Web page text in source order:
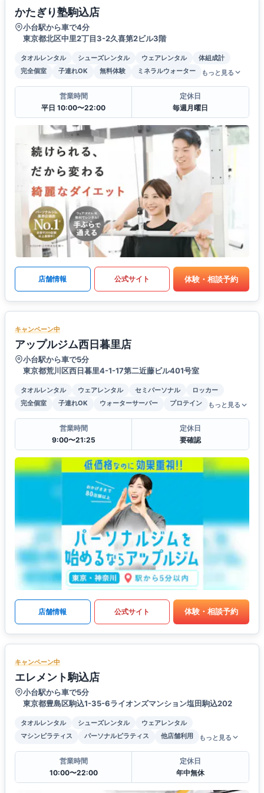
かたぎり塾駒込店
小台駅から車で4分
東京都北区中里2丁目3-2久喜第2ビル3階
タオルレンタル シューズレンタル ウェアレンタル
体組成計
完全個室
子連れOK 無料体験 ミネラルウォーター もっと見る
営業時間
平日 10:00〜22:00
定休日
毎週月曜日
店舗情報 公式サイト 体験・相談予約
キャンペーン中
アップルジム西日暮里店
小台駅から車で5分
東京都荒川区西日暮里4-1-17第二近藤ビル401号室
タオルレンタル ウェアレンタル セミパーソナル
ロッカー
完全個室
子連れOK ウォーターサーバー プロテイン もっと見る
営業時間
9:00〜21:25
定休日
要確認
店舗情報 公式サイト 体験・相談予約
キャンペーン中
エレメント駒込店
小台駅から車で5分
東京都豊島区駒込1-35-6ライオンズマンション塩田駒込202
タオルレンタル シューズレンタル
ウェアレンタル
マシンピラティス
パーソナルピラティス 他店舗利用 もっと見る
営業時間
10:00〜22:00
定休日
年中無休